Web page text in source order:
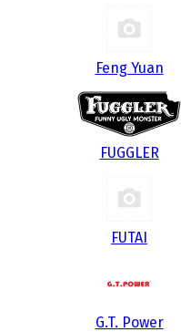
Feng Yuan
FUGGLER
FUTAI
G.T. Power